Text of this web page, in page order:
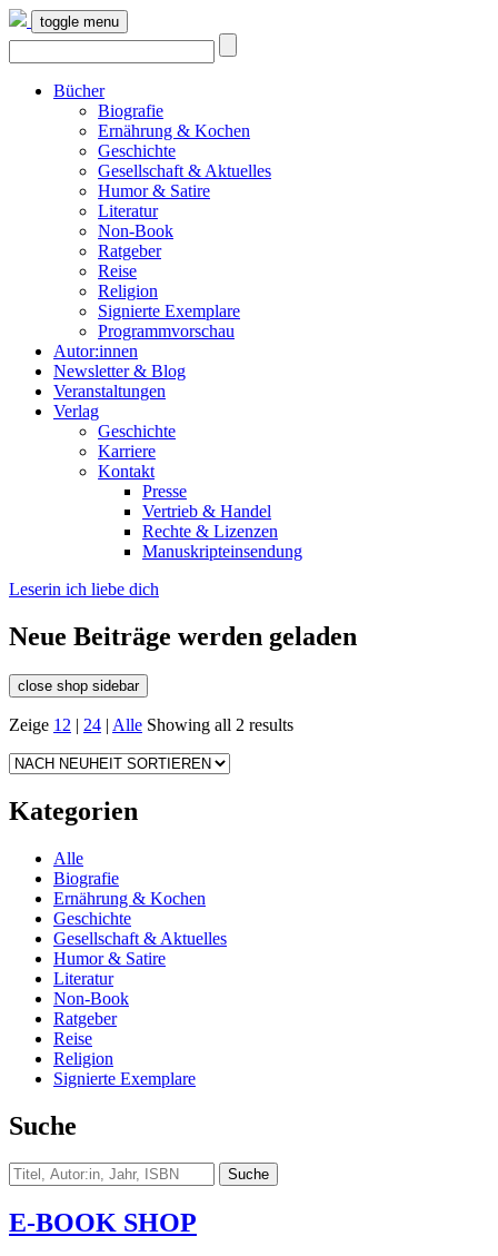
toggle menu
Bücher
Biografie
Ernährung & Kochen
Geschichte
Gesellschaft & Aktuelles
Humor & Satire
Literatur
Non-Book
Ratgeber
Reise
Religion
Signierte Exemplare
Programmvorschau
Autor:innen
Newsletter & Blog
Veranstaltungen
Verlag
Geschichte
Karriere
Kontakt
Presse
Vertrieb & Handel
Rechte & Lizenzen
Manuskripteinsendung
Leserin ich liebe dich
Neue Beiträge werden geladen
close shop sidebar
Zeige 12 | 24 | Alle Showing all 2 results
Kategorien
Alle
Biografie
Ernährung & Kochen
Geschichte
Gesellschaft & Aktuelles
Humor & Satire
Literatur
Non-Book
Ratgeber
Reise
Religion
Signierte Exemplare
Suche
E-BOOK SHOP